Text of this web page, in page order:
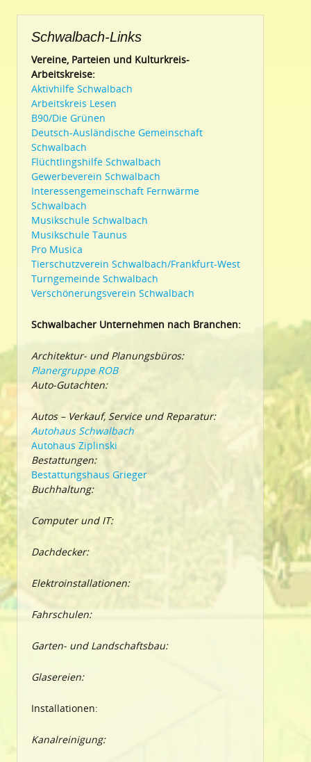
Schwalbach-Links
Vereine, Parteien und Kulturkreis-
Arbeitskreise:
Aktivhilfe Schwalbach
Arbeitskreis Lesen
B90/Die Grünen
Deutsch-Ausländische Gemeinschaft
Schwalbach
Flüchtlingshilfe Schwalbach
Gewerbeverein Schwalbach
Interessengemeinschaft Fernwärme
Schwalbach
Musikschule Schwalbach
Musikschule Taunus
Pro Musica
Tierschutzverein Schwalbach/Frankfurt-West
Turngemeinde Schwalbach
Verschönerungsverein Schwalbach
Schwalbacher Unternehmen nach Branchen:
Architektur- und Planungsbüros:
Planergruppe ROB
Auto-Gutachten:
Autos – Verkauf, Service und Reparatur:
Autohaus Schwalbach
Autohaus Ziplinski
Bestattungen:
Bestattungshaus Grieger
Buchhaltung:
Computer und IT:
Dachdecker:
Elektroinstallationen:
Fahrschulen:
Garten- und Landschaftsbau:
Glasereien:
Installationen:
Kanalreinigung: